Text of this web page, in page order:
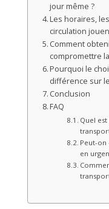
jour même ?
Les horaires,
circulation
Comment
compromettre
Pourquoi le
différence sur
Conclusion
FAQ
Quel
Peut-on
en